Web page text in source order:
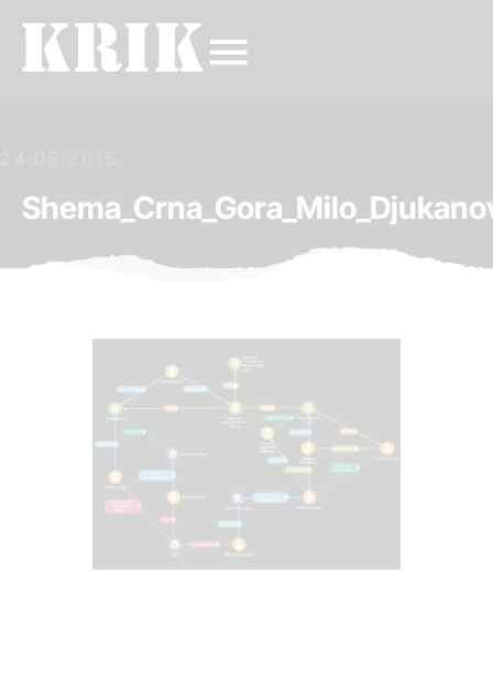
24.05.2015.